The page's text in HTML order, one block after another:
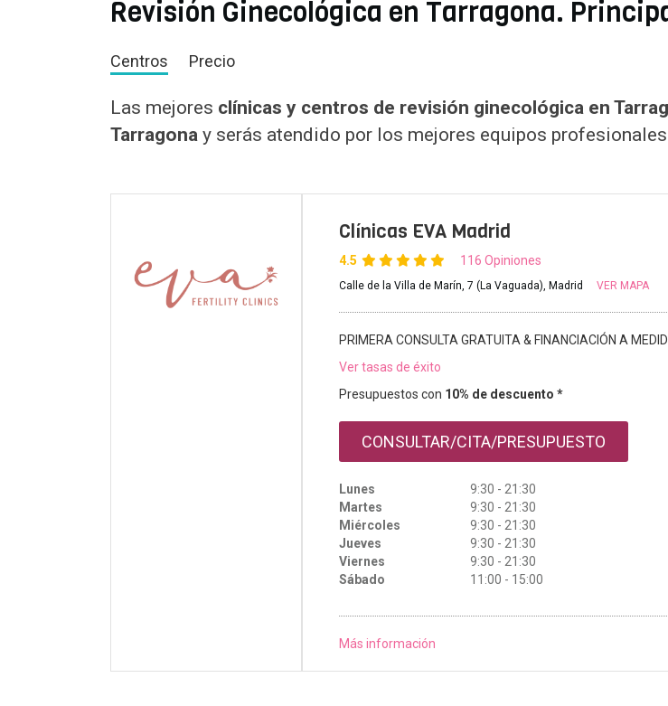
Revisión Ginecológica en Tarragona.
Centros Precio
Las mejores clínicas y centros de revisión ginecológica en
Tarragona y serás atendido por los mejores equipos
Clínicas EVA Madrid
4.5 116 Opiniones
Calle de la Villa de Marín, 7 (La Vaguada), Madrid VER MAPA
PRIMERA CONSULTA GRATUITA & FINANCIACIÓN A
Ver tasas de éxito
Presupuestos con 10% de descuento *
CONSULTAR/CITA/PRESUPUESTO
Lunes
9:30 - 21:30
Martes
9:30 - 21:30
Miércoles
9:30 - 21:30
Jueves
9:30 - 21:30
Viernes
9:30 - 21:30
Sábado
11:00 - 15:00
Más información